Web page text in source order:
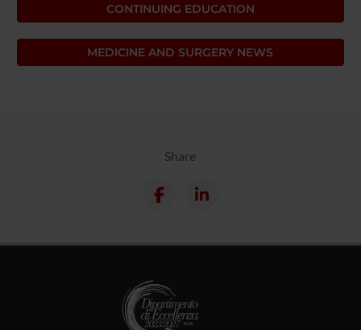
CONTINUING EDUCATION
MEDICINE AND SURGERY NEWS
Share